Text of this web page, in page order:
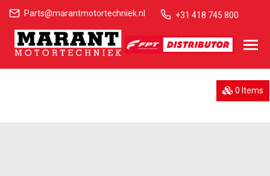
Parts@marantmotortechniek.nl +31 418 745 800
0 Items